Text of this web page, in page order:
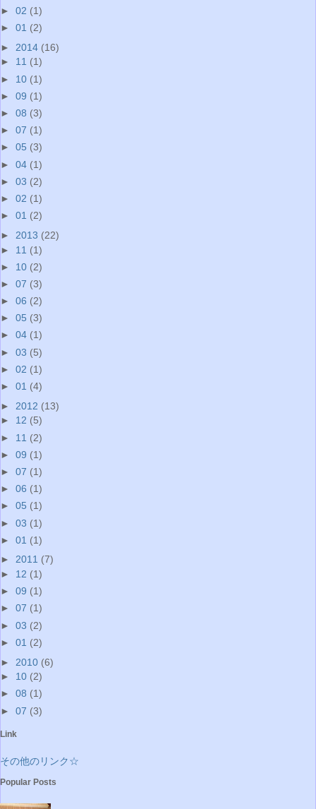
► 02 (1)
► 01 (2)
► 2014 (16)
► 11 (1)
► 10 (1)
► 09 (1)
► 08 (3)
► 07 (1)
► 05 (3)
► 04 (1)
► 03 (2)
► 02 (1)
► 01 (2)
► 2013 (22)
► 11 (1)
► 10 (2)
► 07 (3)
► 06 (2)
► 05 (3)
► 04 (1)
► 03 (5)
► 02 (1)
► 01 (4)
► 2012 (13)
► 12 (5)
► 11 (2)
► 09 (1)
► 07 (1)
► 06 (1)
► 05 (1)
► 03 (1)
► 01 (1)
► 2011 (7)
► 12 (1)
► 09 (1)
► 07 (1)
► 03 (2)
► 01 (2)
► 2010 (6)
► 10 (2)
► 08 (1)
► 07 (3)
Link
その他のリンク☆
Popular Posts